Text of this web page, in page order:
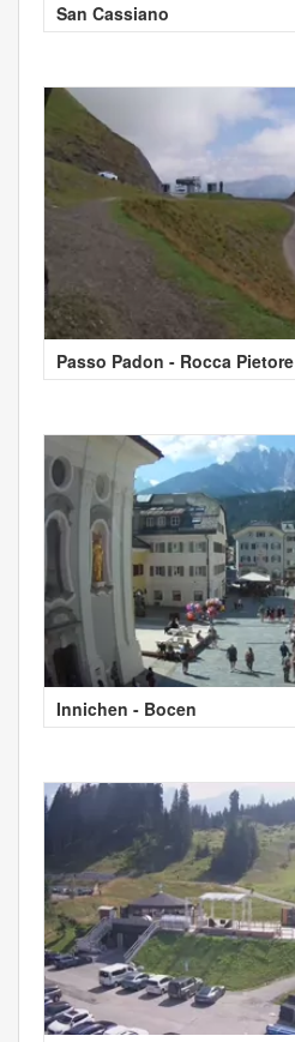
San Cassiano
Passo Padon - Rocca Pietore
Innichen - Bocen